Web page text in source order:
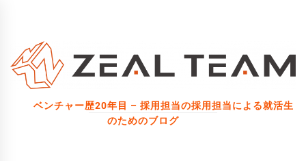
ン
ベンチャー歴20年目 – 採用担当の採用担当による就活生
のためのブログ